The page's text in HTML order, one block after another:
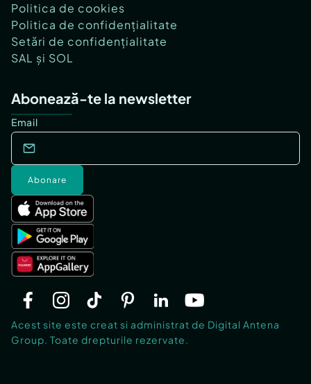
Politica de cookies
Politica de confidențialitate
Setări de confidențialitate
SAL și SOL
Abonează-te la newsletter
Email
Abonare
Acest site este creat si administrat de Digital Antena
Group. Toate drepturile rezervate.